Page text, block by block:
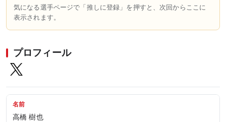
気になる選手ページで「推しに登録」を押すと、次回からここに
表示されます。
プロフィール
名前
高橋 樹也